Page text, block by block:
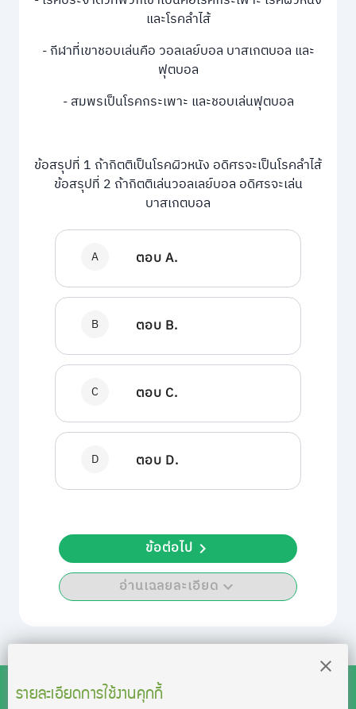
และโรคลําไส้
- กีฬาที่เขาชอบเล่นคือ วอลเลย์บอล บาสเกตบอล และ
ฟุตบอล
- สมพรเป็นโรคกระเพาะ และชอบเล่นฟุตบอล
ข้อสรุปที่ 1 ถ้ากิตติเป็นโรคผิวหนัง อดิศรจะเป็นโรคลำไส้
ข้อสรุปที่ 2 ถ้ากิตติเล่นวอลเลย์บอล อดิศรจะเล่น
บาสเกตบอล
A ตอบ A.
B ตอบ B.
C ตอบ C.
D ตอบ D.
อ่านเฉลยละเอียด
ข้อต่อไป
รายละเอียดการใช้งานคุกกี้